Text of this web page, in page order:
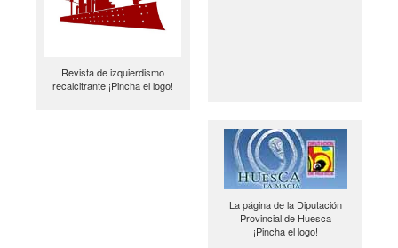
Revista de izquierdismo
recalcitrante ¡Pincha el logo!
La página de la Diputación
Provincial de Huesca
¡Pincha el logo!